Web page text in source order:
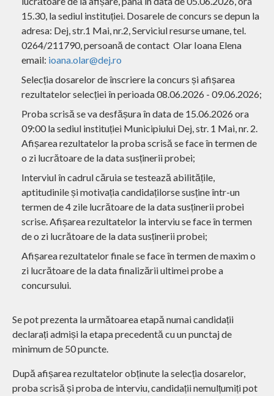
15.30, la sediul instituției. Dosarele de concurs se depun la
adresa: Dej, str.1 Mai, nr.2, Serviciul resurse umane, tel.
0264/211790, persoană de contact Olar Ioana Elena
email: ioana.olar@dej.ro
Selecția dosarelor de înscriere la concurs și afișarea
rezultatelor selecției în perioada 08.06.2026 - 09.06.2026;
Proba scrisă se va desfășura în data de 15.06.2026 ora
09:00 la sediul instituției Municipiului Dej, str. 1 Mai, nr. 2.
Afișarea rezultatelor la proba scrisă se face în termen de
o zi lucrătoare de la data susținerii probei;
Interviul în cadrul căruia se testează abilitățile,
aptitudinile și motivația candidațilorse susține într-un
termen de 4 zile lucrătoare de la data susținerii probei
scrise. Afișarea rezultatelor la interviu se face în termen
de o zi lucrătoare de la data susținerii probei;
Afișarea rezultatelor finale se face în termen de maxim o
zi lucrătoare de la data finalizării ultimei probe a
concursului.
Se pot prezenta la următoarea etapă numai candidații
declarați admiși la etapa precedentă cu un punctaj de
minimum de 50 puncte.
După afișarea rezultatelor obținute la selecția dosarelor,
proba scrisă și proba de interviu, candidații nemulțumiți pot